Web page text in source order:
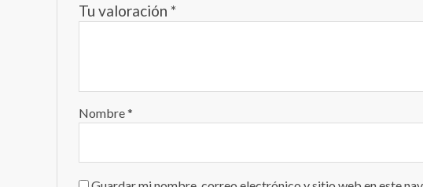
Tu valoración *
Nombre*